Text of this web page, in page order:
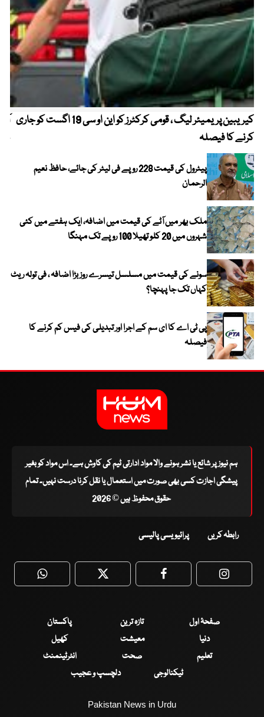
کیریبین پریمیئر لیگ ، قومی کرکٹرز کو این او سی 19 اگست کو جاری
کرنے کا فیصلہ
پیٹرول کی قیمت 228 روپے فی لیٹر کی جائے، حافظ نعیم
الرحمان
ملک بھر میں آٹے کی قیمت میں اضافہ، ایک ہفتے میں کئی
شہروں میں 20 کلو تھیلا 100 روپے تک مہنگا
سونے کی قیمت میں مسلسل تیسرے روز بڑا اضافہ ، فی تولہ ریٹ
کہاں تک جا پہنچا؟
پی ٹی اے کا ای سم کے اجرا اور تبدیلی کی فیس کم کرنے کا
فیصلہ
ہم نیوز پر شائع یا نشر ہونے والا مواد ادارتی ٹیم کی کاوش ہے۔ اس مواد کو بغیر
پیشگی اجازت کسی بھی صورت میں استعمال یا نقل کرنا درست نہیں۔ تمام
حقوق محفوظ ہیں © 2026
رابطہ کریں پرائیویسی پالیسی
WhatsApp Twitter Facebook
صفحۂ اول تازہ ترین
پاکستان
دنیا
معیشت
کھیل
تعلیم
صحت
انٹرٹینمنٹ
ٹیکنالوجی
دلچسپ و عجیب
Pakistan News in Urdu